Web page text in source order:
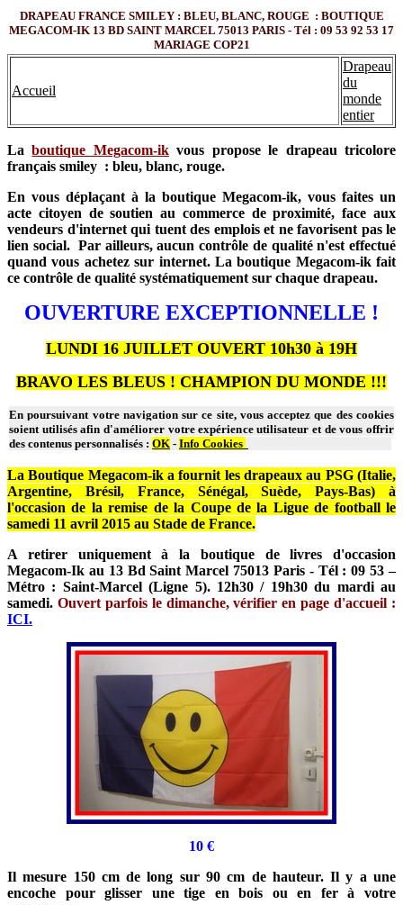
DRAPEAU FRANCE SMILEY : BLEU, BLANC, ROUGE : BOUTIQUE
MEGACOM-IK 13 BD SAINT MARCEL 75013 PARIS - Tél : 09 53 92 53 17
MARIAGE COP21
Accueil
Drapeau
du
monde
entier
Laboutique Megacom-ikvous propose le drapeau tricolore
français smiley : bleu, blanc, rouge.
En vous déplaçant à la boutique Megacom-ik, vous faites un
acte citoyen de soutien au commerce de proximité, face aux
vendeurs d'internet qui tuent des emplois et ne favorisent pas le
lien social. Par ailleurs, aucun contrôle de qualité n'est effectué
quand vous achetez sur internet. La boutique Megacom-ik fait
ce contrôle de qualité systématiquement sur chaque drapeau.
OUVERTURE EXCEPTIONNELLE !
LUNDI 16 JUILLET OUVERT 10h30 à 19H
BRAVO LES BLEUS ! CHAMPION DU MONDE !!!
En poursuivant votre navigation sur ce site, vous acceptez que des cookies
soient utilisés afin d'améliorer votre expérience utilisateur et de vous offrir
des contenus personnalisés : OK - Info Cookies
La Boutique Megacom-ik a fournit les drapeaux au PSG (Italie,
Argentine, Brésil, France, Sénégal, Suède, Pays-Bas) à
l'occasion de la remise de la Coupe de la Ligue de football le
samedi 11 avril 2015 au Stade de France.
A retirer uniquement à la boutique de livres d'occasion
Megacom-Ik au 13 Bd Saint Marcel 75013 Paris - Tél : 09 53 –
Métro : Saint-Marcel (Ligne 5). 12h30 / 19h30 du mardi au
samedi. Ouvert parfois le dimanche, vérifier en page d'accueil :
ICI.
10 €
Il mesure 150 cm de long sur 90 cm de hauteur. Il y a une
encoche pour glisser une tige en bois ou en fer à votre